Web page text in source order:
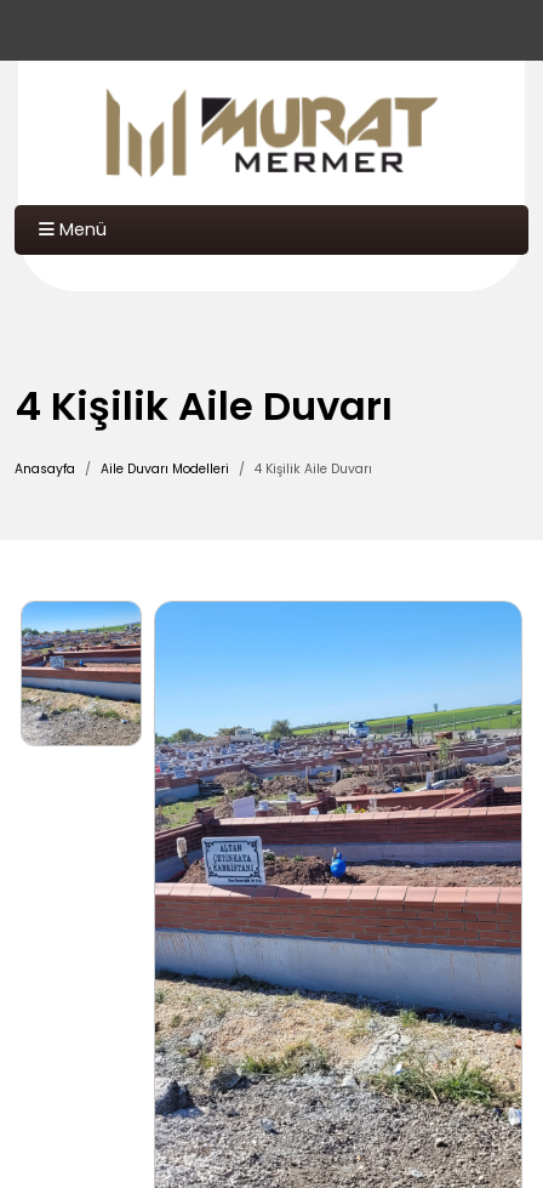
Menü
4 Kişilik Aile Duvarı
Anasayfa Aile Duvarı Modelleri 4 Kişilik Aile Duvarı